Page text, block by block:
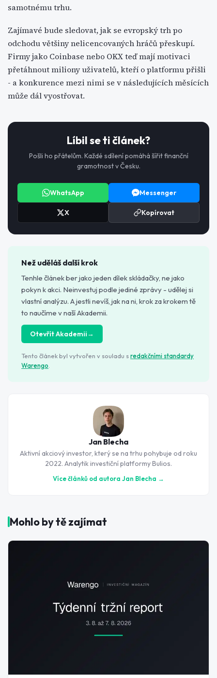
samotnému trhu.
Zajímavé bude sledovat, jak se evropský trh po
odchodu většiny nelicencovaných hráčů přeskupí.
Firmy jako Coinbase nebo OKX teď mají motivaci
přetáhnout miliony uživatelů, kteří o platformu přišli
- a konkurence mezi nimi se v následujících měsících
může dál vyostřovat.
Líbil se ti článek?
Pošli ho přátelům. Každé sdílení pomáhá šířit finanční
gramotnost v Česku.
WhatsApp Messenger
X Kopírovat
Než uděláš další krok
Tenhle článek ber jako jeden dílek skládačky, ne jako
pokyn k akci. Neinvestuj podle jediné zprávy - udělej si
vlastní analýzu. A jestli nevíš, jak na ni, krok za krokem tě
to naučíme v naší Akademii.
Otevřít Akademii→
Tento článek byl vytvořen v souladu sredakčními standardy
Warengo
Jan Blecha
Aktivní akciový investor, který se na trhu pohybuje od roku
2022. Analytik investiční platformy Bulios.
Více článků od autora Jan Blecha →
Mohlo by tě zajímat